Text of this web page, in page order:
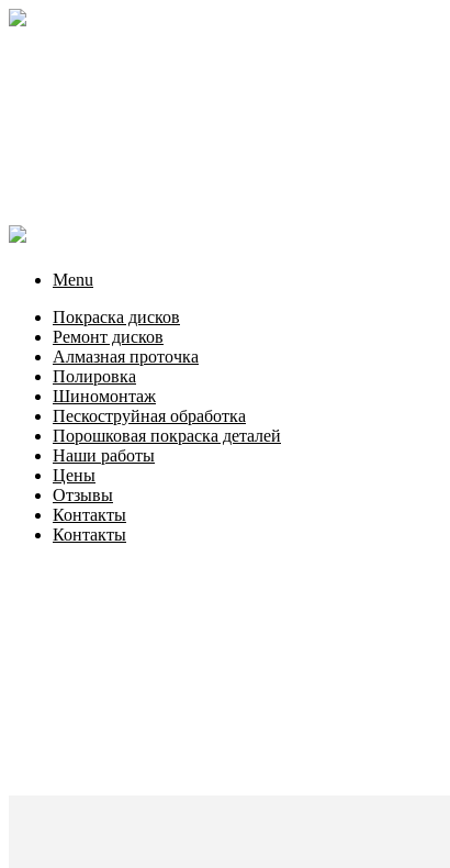
Menu
Покраска дисков
Ремонт дисков
Алмазная проточка
Полировка
Шиномонтаж
Пескоструйная обработка
Порошковая покраска деталей
Наши работы
Цены
Отзывы
Контакты
Контакты